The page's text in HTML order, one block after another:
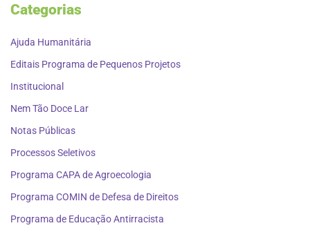
Categorias
Ajuda Humanitária
Editais Programa de Pequenos Projetos
Institucional
Nem Tão Doce Lar
Notas Públicas
Processos Seletivos
Programa CAPA de Agroecologia
Programa COMIN de Defesa de Direitos
Programa de Educação Antirracista